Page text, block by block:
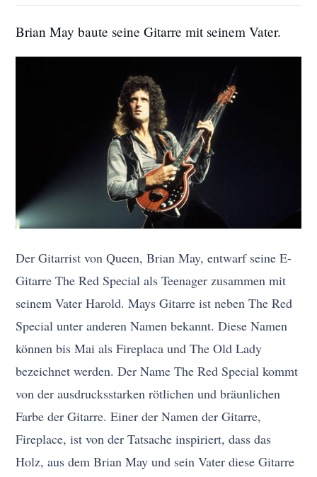
Brian May baute seine Gitarre mit seinem Vater.
Der Gitarrist von Queen, Brian May, entwarf seine E-
Gitarre The Red Special als Teenager zusammen mit
seinem Vater Harold. Mays Gitarre ist neben The Red
Special unter anderen Namen bekannt. Diese Namen
können bis Mai als Fireplaca und The Old Lady
bezeichnet werden. Der Name The Red Special kommt
von der ausdrucksstarken rötlichen und bräunlichen
Farbe der Gitarre. Einer der Namen der Gitarre,
Fireplace, ist von der Tatsache inspiriert, dass das
Holz, aus dem Brian May und sein Vater diese Gitarre